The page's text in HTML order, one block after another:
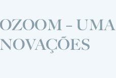
– UMA